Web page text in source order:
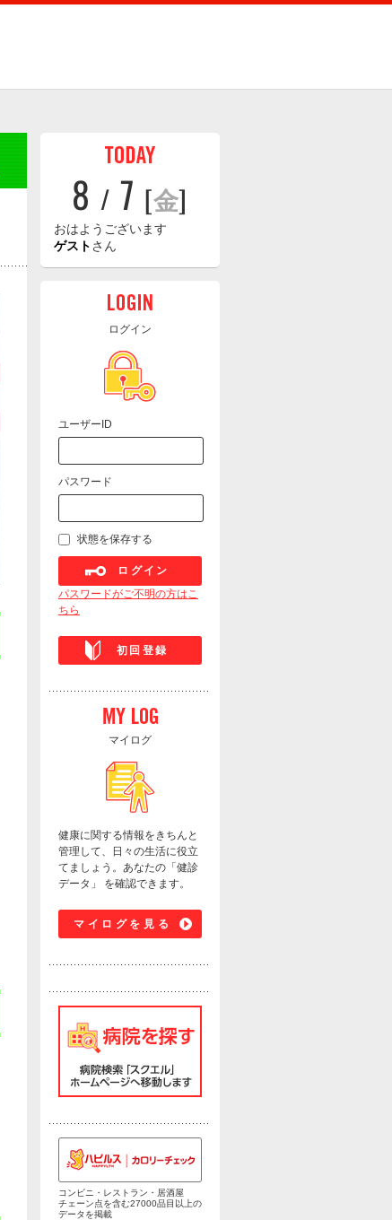
8 / 7 [金]
おはようございます
ゲストさん
ログイン
ユーザーID
パスワード
状態を保存する
ログイン
パスワードがご不明の方はこ
ちら
初回登録
マイログ
健康に関する情報をきちんと
管理して、日々の生活に役立
てましょう。あなたの「健診
データ」 を確認できます。
マイログを見る
コンビニ・レストラン・居酒屋
チェーン点を含む27000品目以上の
データを掲載